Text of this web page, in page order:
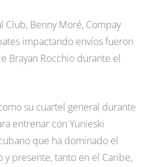
Club, Benny Moré, Compay
impactando envíos fueron
Brayan Rocchio durante el
su cuartel general durante
entrenar con Yunieski
que ha dominado el
presente, tanto en el Caribe,